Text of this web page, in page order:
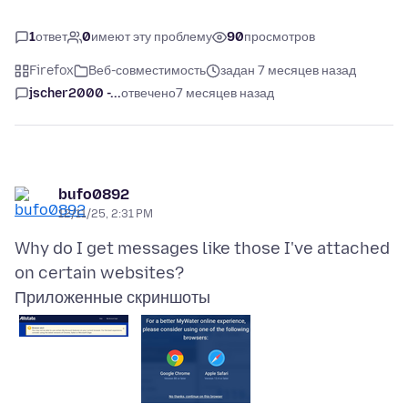
1ответ 0имеют эту проблему 90просмотров
Firefox Веб-совместимость
задан 7 месяцев назад
jscher2000 -...отвечено7 месяцев назад
bufo0892
12/11/25, 2:31 PM
Why do I get messages like those I've attached
Приложенные скриншоты